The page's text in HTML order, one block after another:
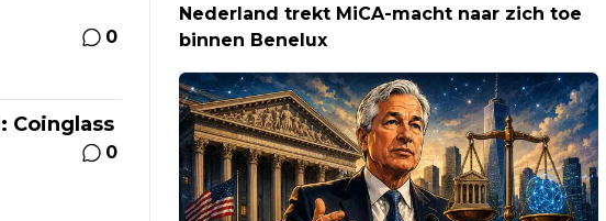
0
Coinglass
0
Nederland trekt MiCA-macht naar zich toe
binnen Benelux